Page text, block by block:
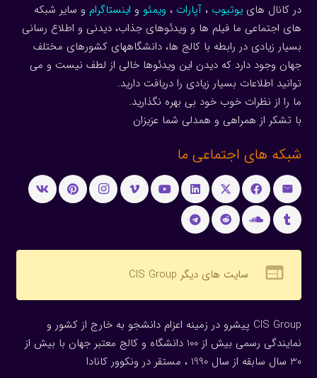
در کانال هاییوتیوب ، آپارات ، ویمئو و اینستاگرام و سایر شبکه
های اجتماعی ما فیلم ها و ویدئوهای جذاب، دیدنی و اطلاع رسانی
بسیار زیادی در رابطه با کالج ها، دانشگاههای کشورهای مختلف
جهان وجود دارد که دیدن این ویدئوها خالی از لطف نیست و می
توانید اطلاعات بسیار زیادی را دریافت دارید.
ما را از نظرات خوب خود بی بهره نگذارید.
با تشکر از همراهی و همدلی شما عزیزان
شبکه های اجتماعی ما
web سایت های دیگر CIS Group
CIS Group پیشرو در زمینه اعزام دانشجو به خارج از کشور و
نمایندگی رسمی بیش از 100 دانشگاه و کالج معتبر جهان با بیش از
30 سال سابقه از سال 1990 ، مستقر در ونکوور کانادا